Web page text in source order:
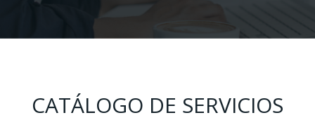
CATÁLOGO DE SERVICIOS